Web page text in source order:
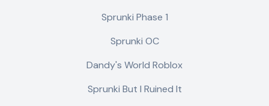
Sprunki Phase 1
Sprunki OC
Dandy's World Roblox
Sprunki But I Ruined It